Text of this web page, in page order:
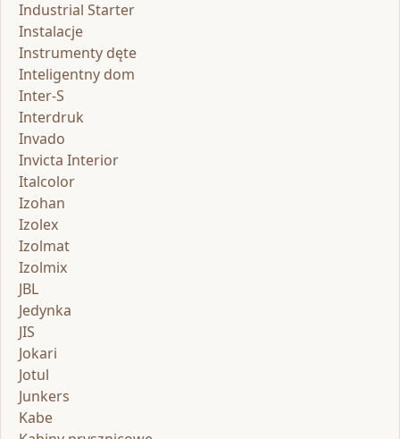
Industrial Starter
Instalacje
Instrumenty dęte
Inteligentny dom
Inter-S
Interdruk
Invado
Invicta Interior
Italcolor
Izohan
Izolex
Izolmat
Izolmix
JBL
Jedynka
JIS
Jokari
Jotul
Junkers
Kabe